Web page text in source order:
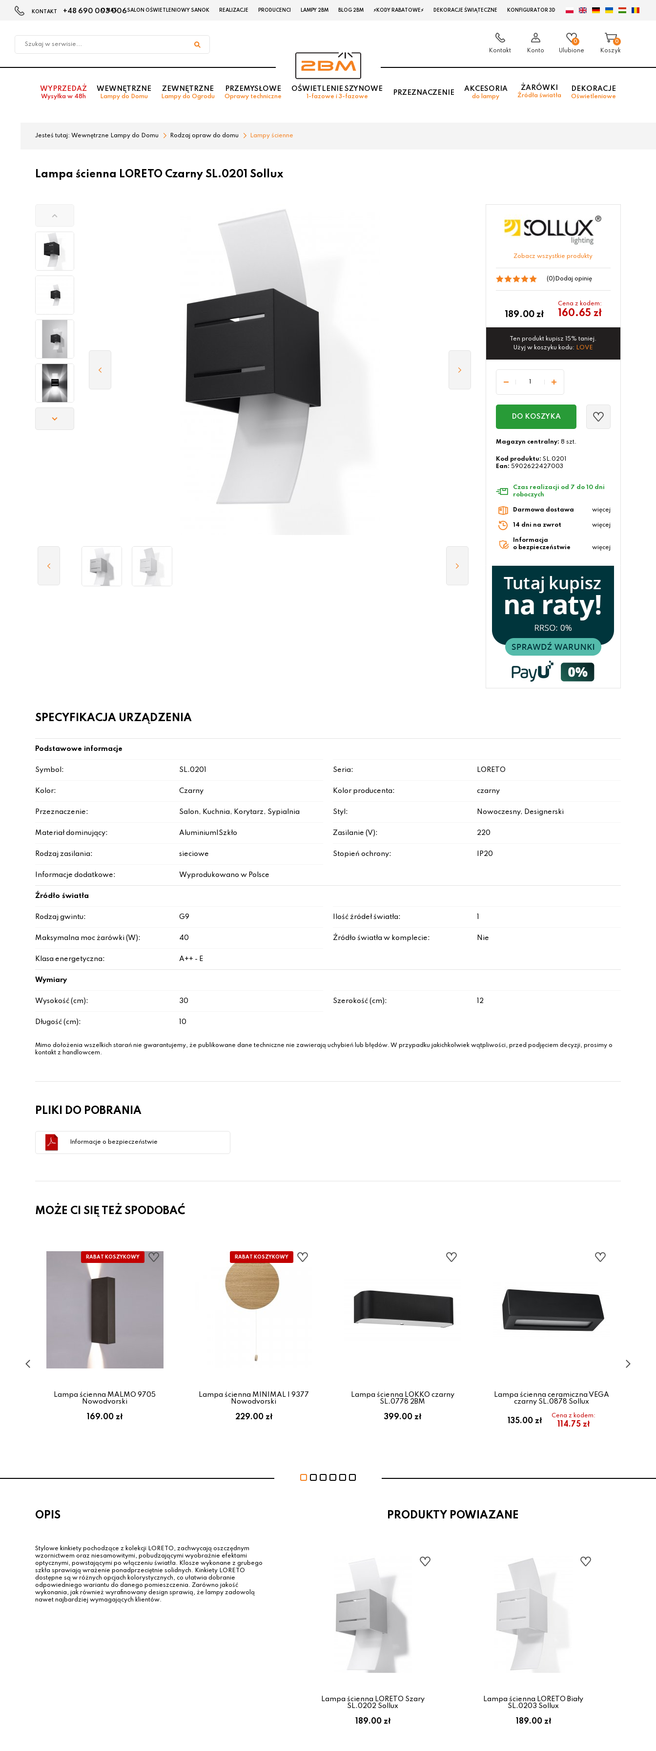
w
KONTAKT +48 690 003 006
O NAS SALON OŚWIETLENIOWY SANOK REALIZACJE PRODUCENCI LAMPY 2BM BLOG 2BM ⚡KODY RABATOWE⚡ DEKORACJE ŚWIĄTECZNE KONFIGURATOR 3D
Kontakt Konto
0
Ulubione
0
Koszyk
WYPRZEDAŻ
Wysyłka w 48h
WEWNĘTRZNE
Lampy do Domu
ZEWNĘTRZNE
Lampy do Ogrodu
PRZEMYSŁOWE
Oprawy techniczne
OŚWIETLENIE SZYNOWE
1-fazowe i 3-fazowe
PRZEZNACZENIE
AKCESORIA
do lampy
ŻARÓWKI
Źródła światła
DEKORACJE
Oświetleniowe
Jesteś tutaj: Wewnętrzne Lampy do Domu Rodzaj opraw do domu Lampy ścienne
Lampa ścienna LORETO Czarny SL.0201 Sollux
Zobacz wszystkie produkty
(0) Dodaj opinię
Cena z kodem:
160.65 zł
189.00 zł
Ten produkt kupisz 15% taniej.
Użyj w koszyku kodu: LOVE
DO KOSZYKA
Magazyn centralny: 8 szt.
Kod produktu: SL.0201
Ean: 5902622427003
Czas realizacji od 7 do 10 dni
roboczych
Darmowa dostawa więcej
14 dni na zwrot więcej
Informacja
o bezpieczeństwie
więcej
SPECYFIKACJA URZĄDZENIA
Podstawowe informacje
Symbol: SL.0201 Seria: LORETO
Kolor: Czarny Kolor producenta: czarny
Przeznaczenie: Salon, Kuchnia, Korytarz, Sypialnia Styl: Nowoczesny, Designerski
Materiał dominujący: Aluminium|Szkło Zasilanie (V): 220
Rodzaj zasilania: sieciowe Stopień ochrony: IP20
Informacje dodatkowe: Wyprodukowano w Polsce
Źródło światła
Rodzaj gwintu: G9 Ilość źródeł światła:
Maksymalna moc żarówki (W): 40 Źródło światła w komplecie: Nie
Klasa energetyczna: A++ - E
Wymiary
Wysokość (cm): 30 Szerokość (cm): 12
Długość (cm): 10
Mimo dołożenia wszelkich starań nie gwarantujemy, że publikowane dane techniczne nie zawierają uchybień lub błędów. W przypadku jakichkolwiek wątpliwości, przed podjęciem decyzji, prosimy o
kontakt z handlowcem.
PLIKI DO POBRANIA
Informacje o bezpieczeństwie
MOŻE CI SIĘ TEŻ SPODOBAĆ
Lampa ścienna MALMO 9705
Nowodvorski
169.00 zł
Lampa ścienna MINIMAL I 9377
Nowodvorski
229.00 zł
Lampa ścienna LOKKO czarny
SL.0778 2BM
399.00 zł
Lampa ścienna ceramiczna VEGA
czarny SL.0878 Sollux
135.00 zł
Cena z kodem:
114.75 zł
OPIS
Stylowe kinkiety pochodzące z kolekcji LORETO, zachwycają oszczędnym
wzornictwem oraz niesamowitymi, pobudzającymi wyobraźnie efektami
optycznymi, powstającymi po włączeniu światła. Klosze wykonane z grubego
szkła sprawiają wrażenie ponadprzeciętnie solidnych. Kinkiety LORETO
dostępne są w różnych opcjach kolorystycznych, co ułatwia dobranie
odpowiedniego wariantu do danego pomieszczenia. Zarówno jakość
wykonania, jak również wyrafinowany design sprawią, że lampy zadowolą
nawet najbardziej wymagających klientów.
PRODUKTY POWIAZANE
Lampa ścienna LORETO Szary
SL.0202 Sollux
189.00 zł
Lampa ścienna LORETO Biały
SL.0203 Sollux
189.00 zł